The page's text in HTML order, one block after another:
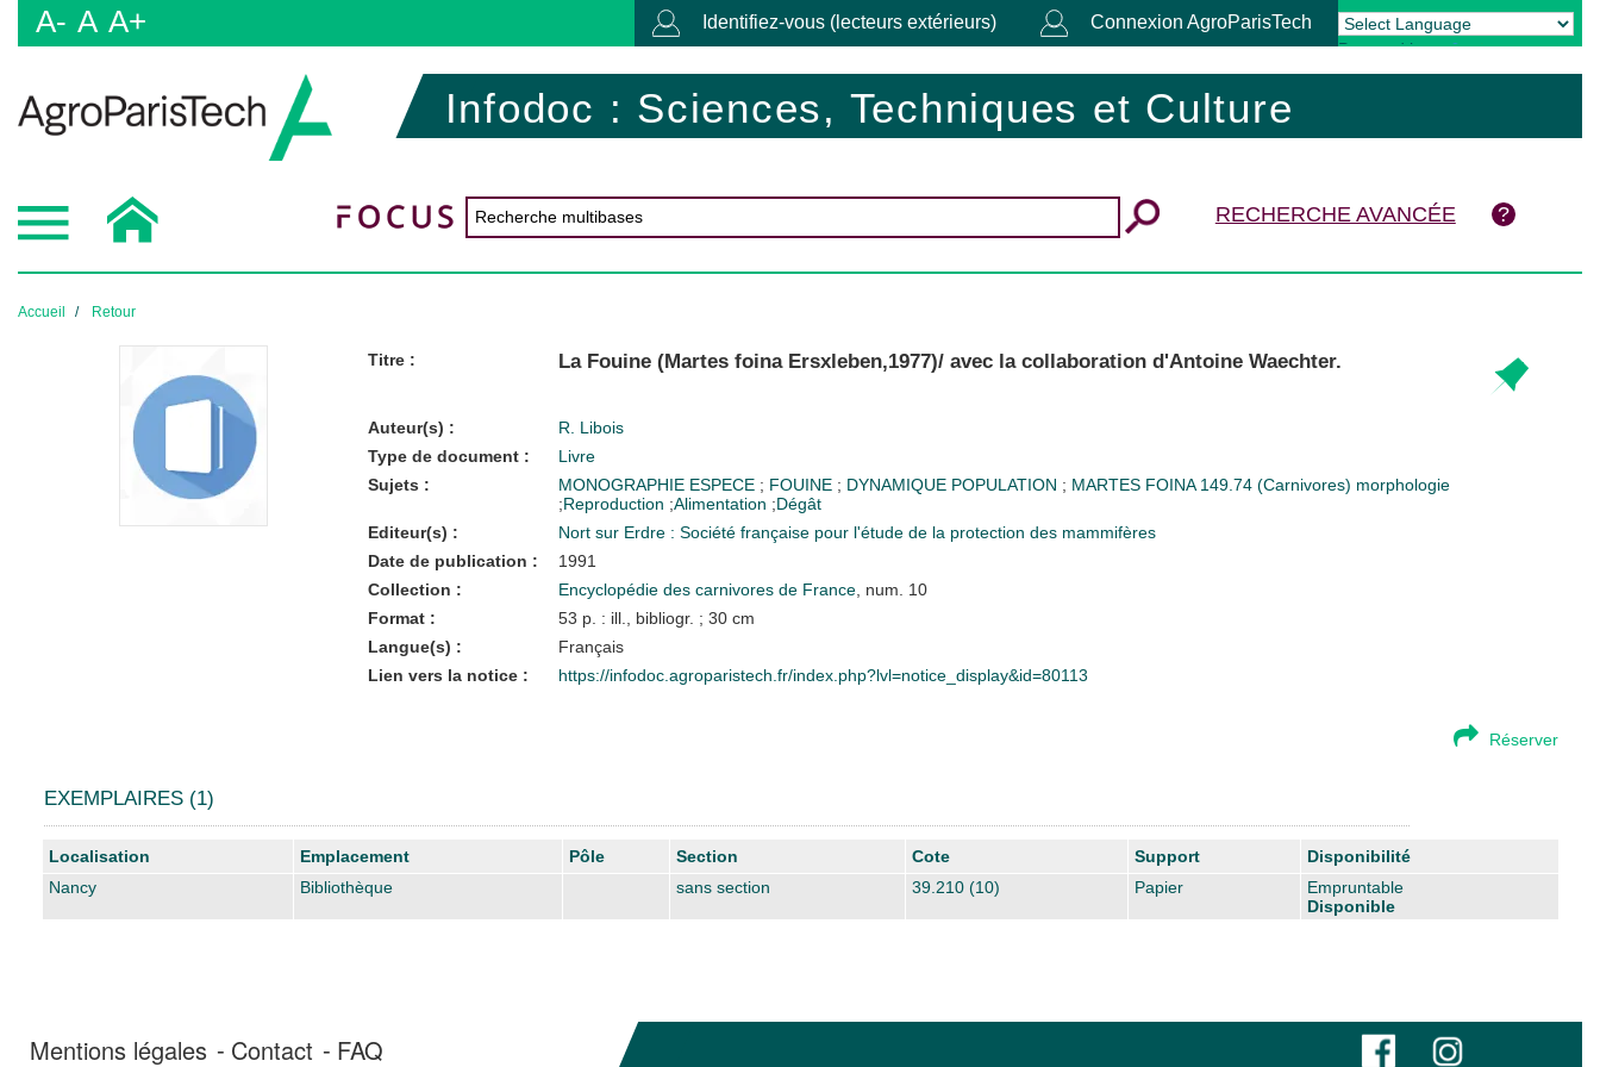
A- A A+ Identifiez-vous (lecteurs extérieurs) Connexion AgroParisTech
Powered by Translate
Infodoc : Sciences, Techniques et Culture
RECHERCHE AVANCÉE
Accueil Retour
Titre : La Fouine (Martes foina Ersxleben,1977)/ avec la collaboration d'Antoine Waechter.
Auteur(s) :
R. Libois
Type de document :
Livre
Sujets :
MONOGRAPHIE ESPECE ; FOUINE ; DYNAMIQUE POPULATION ; MARTES FOINA 149.74 (Carnivores) morphologie
;Reproduction ;Alimentation ;Dégât
Editeur(s) :
Nort sur Erdre : Société française pour l'étude de la protection des mammifères
Date de publication :
1991
Collection :
Encyclopédie des carnivores de France, num. 10
Format :
53 p. : ill., bibliogr. ; 30 cm
Langue(s) :
Français
Lien vers la notice :
https://infodoc.agroparistech.fr/index.php?lvl=notice_display&id=80113
Réserver
EXEMPLAIRES (1)
Liste des exemplaires
Localisation Emplacement Pôle Section Cote Support
Disponibilité
Nancy
Bibliothèque sans section 39.210 (10) Papier
Empruntable
Disponible
Mentions légales Contact FAQ